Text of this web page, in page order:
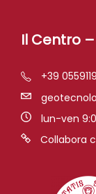
Il Centro
+39
lun-ven
Collabora